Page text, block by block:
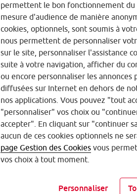
intérêt et accordé sous
principale.
Elle est fixée selon un barème
permettent le bon fonctionnement du
mesure d'audience de manière
cookies, optionnels, sont soumis à
nous permettent de personnaliser
sur le site, personnaliser l'assistance
suite à votre navigation, afficher du
ou encore personnaliser les annonces
diffusées sur Internet en dehors de
nos applications. Vous pouvez "tout
"personnaliser" vos choix ou
accepter". En cliquant sur "continuer
aucun de ces cookies optionnels ne
page Gestion des Cookies vous
vos choix à tout moment.
Personnaliser